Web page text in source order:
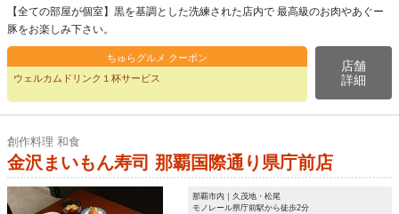
【全ての部屋が個室】黒を基調とした洗練された店内で 最高級のお肉やあぐー
豚をお楽しみ下さい。
ちゅらグルメ クーポン
ウェルカムドリンク１杯サービス
店舗
詳細
創作料理 和食
金沢まいもん寿司 那覇国際通り県庁前店
那覇市内｜久茂地・松尾
モノレール県庁前駅から徒歩2分